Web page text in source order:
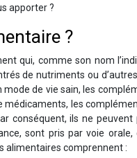
apporter ?
?
qui, comme son nom
de nutriments ou
de vie sain, les
les
conséquent, ils ne
sont pris par voie
alimentaires comprennent :